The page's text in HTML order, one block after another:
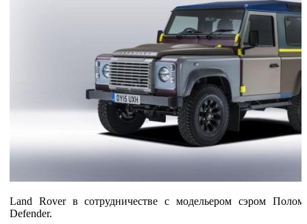
Land Rover в сотрудничестве с модельером сэром
Defender.